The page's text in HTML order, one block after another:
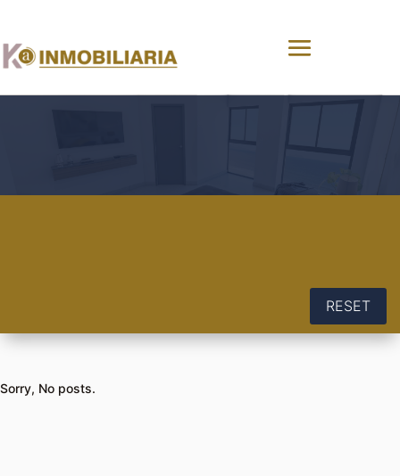
RESET
Sorry, No posts.